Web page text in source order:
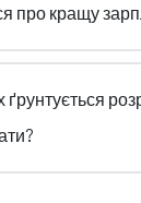
про кращу